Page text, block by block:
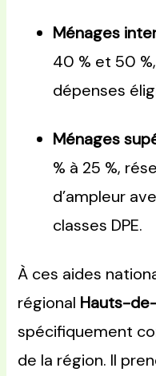
Ménages
40 % et 50
dépenses
Ménages
% à 25 %,
d’ampleur
classes DPE.
À ces aides
régional Hauts-
spécifiquement
de la région. Il